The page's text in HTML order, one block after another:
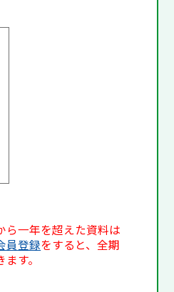
ら一年を超えた資料は
員登録をすると、全期
す。